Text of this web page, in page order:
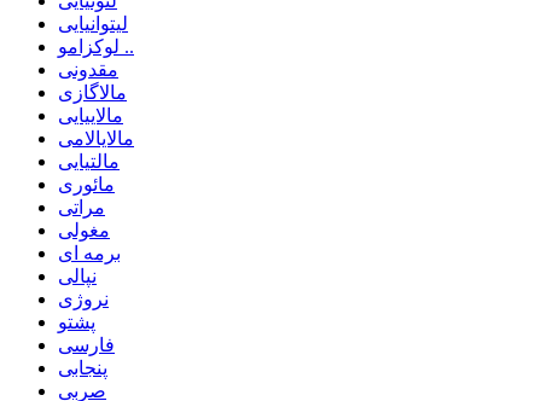
لیتوانیایی
لوکزامو ..
مقدونی
مالاگازی
مالاییایی
مالایالامی
مالتیایی
مائوری
مراتی
مغولی
برمه ای
نپالی
نروژی
پشتو
فارسی
پنجابی
صربی